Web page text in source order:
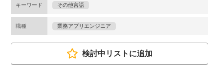
キーワード その他言語
職種 業務アプリエンジニア
検討中リストに追加